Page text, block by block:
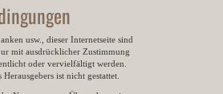
usw., dieser Internetseite sind
mit ausdrücklicher Zustimmung
oder vervielfältigt werden.
ist nicht gestattet.